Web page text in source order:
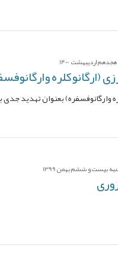
اردیبهشت 1400
(ارگانوکلره
وارگانوفسفره) بعنوان تهدید جدی
بیست و ششم بهمن 1399